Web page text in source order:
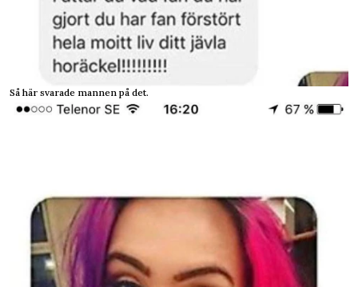
Så här svarade mannen på det.